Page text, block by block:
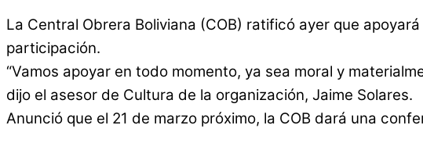
La Central Obrera Boliviana (COB) ratificó ayer que
participación.
“Vamos apoyar en todo momento, ya sea moral y
dijo el asesor de Cultura de la organización, Jaime Solares.
Anunció que el 21 de marzo próximo, la COB dará una